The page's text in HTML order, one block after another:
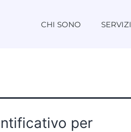
CHI SONO SERVIZI
per